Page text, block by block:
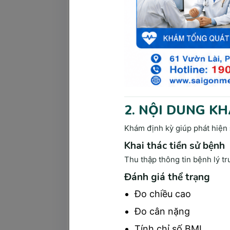
trạng y tế nguy hiểm trong tương lai.
Các bước khám lâm sàng tại Sài Gòn
Để đảm bảo cho bệnh nhân được
Medik sẽ theo từng bước cụ thể như
Trao đổi trực tiếp với
nhìn tổng quát về tình
của bệnh, các thói
2. NỘI DUNG
Khám định kỳ giúp phát
Khai thác tiền sử bệnh
Thu thập thông tin bệnh lý
Đánh giá thể trạng
Đo chiều cao
Đo cân nặng